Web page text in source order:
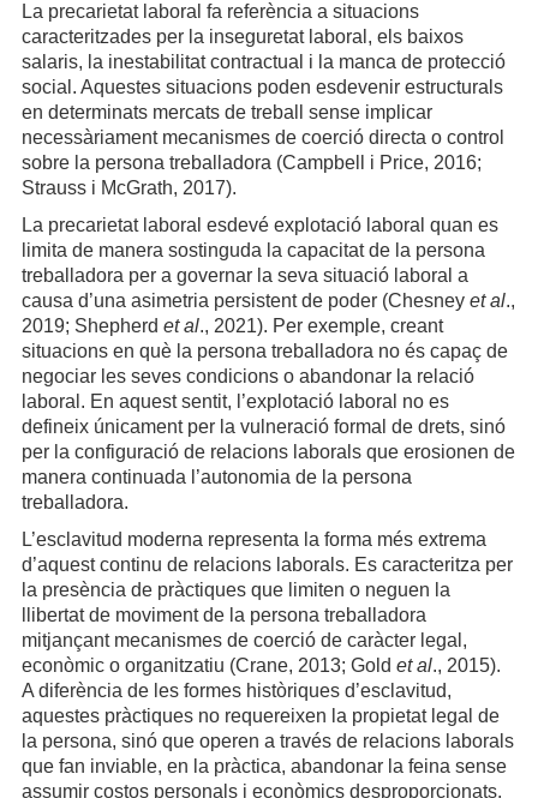
La precarietat laboral fa referència a situacions
caracteritzades per la inseguretat laboral, els baixos
salaris, la inestabilitat contractual i la manca de protecció
social. Aquestes situacions poden esdevenir estructurals
en determinats mercats de treball sense implicar
necessàriament mecanismes de coerció directa o control
sobre la persona treballadora (Campbell i Price, 2016;
Strauss i McGrath, 2017).
La precarietat laboral esdevé explotació laboral quan es
limita de manera sostinguda la capacitat de la persona
treballadora per a governar la seva situació laboral a
causa d’una asimetria persistent de poder (Chesney et al.,
2019; Shepherd et al., 2021). Per exemple, creant
situacions en què la persona treballadora no és capaç de
negociar les seves condicions o abandonar la relació
laboral. En aquest sentit, l’explotació laboral no es
defineix únicament per la vulneració formal de drets, sinó
per la configuració de relacions laborals que erosionen de
manera continuada l’autonomia de la persona
treballadora.
L’esclavitud moderna representa la forma més extrema
d’aquest continu de relacions laborals. Es caracteritza per
la presència de pràctiques que limiten o neguen la
llibertat de moviment de la persona treballadora
mitjançant mecanismes de coerció de caràcter legal,
econòmic o organitzatiu (Crane, 2013; Gold et al., 2015).
A diferència de les formes històriques d’esclavitud,
aquestes pràctiques no requereixen la propietat legal de
la persona, sinó que operen a través de relacions laborals
que fan inviable, en la pràctica, abandonar la feina sense
assumir costos personals i econòmics desproporcionats.